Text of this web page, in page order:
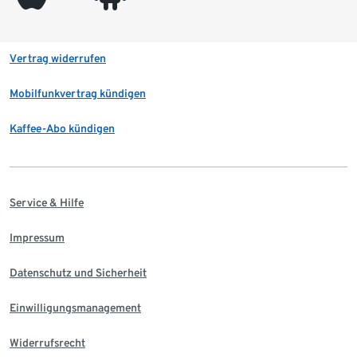
Vertrag widerrufen
Mobilfunkvertrag kündigen
Kaffee-Abo kündigen
Service & Hilfe
Impressum
Datenschutz und Sicherheit
Einwilligungsmanagement
Widerrufsrecht